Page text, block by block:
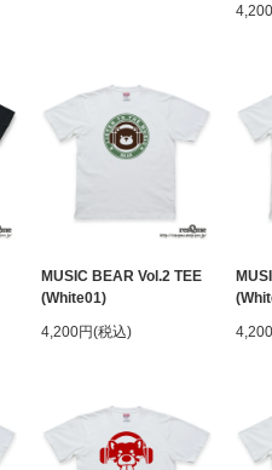
MUSIC BEAR Vol.2 TEE
(White01)
4,200円(税込)